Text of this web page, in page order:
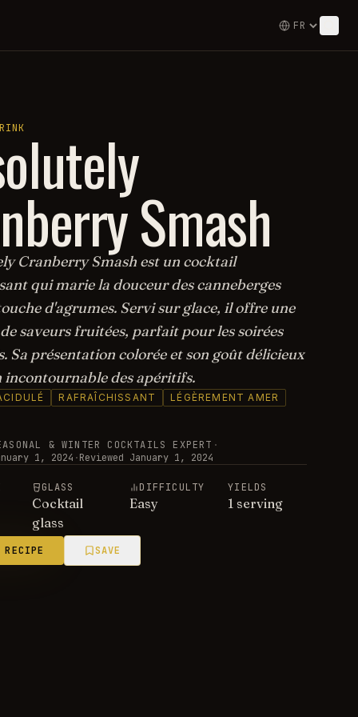
Smash
Cranberry Smash est un cocktail
qui marie la douceur des canneberges
d'agrumes. Servi sur glace, il offre une
saveurs fruitées, parfait pour les soirées
Sa présentation colorée et son goût délicieux
incontournable des apéritifs.
RAFRAÎCHISSANT LÉGÈREMENT AMER
& WINTER COCKTAILS EXPERT ·
1, 2024 ·Reviewed January 1, 2024
GLASS
Cocktail
glass
DIFFICULTY
Easy
YIELDS
1 serving
SAVE